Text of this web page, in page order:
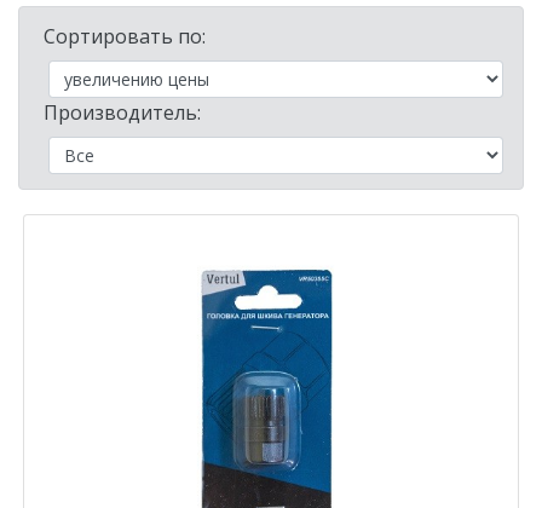
Сортировать по:
Производитель: